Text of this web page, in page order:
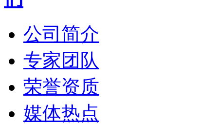
公司简介
专家团队
荣誉资质
媒体热点